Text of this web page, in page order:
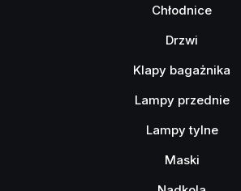
Chłodnice
Drzwi
Klapy bagażnika
Lampy przednie
Lampy tylne
Maski